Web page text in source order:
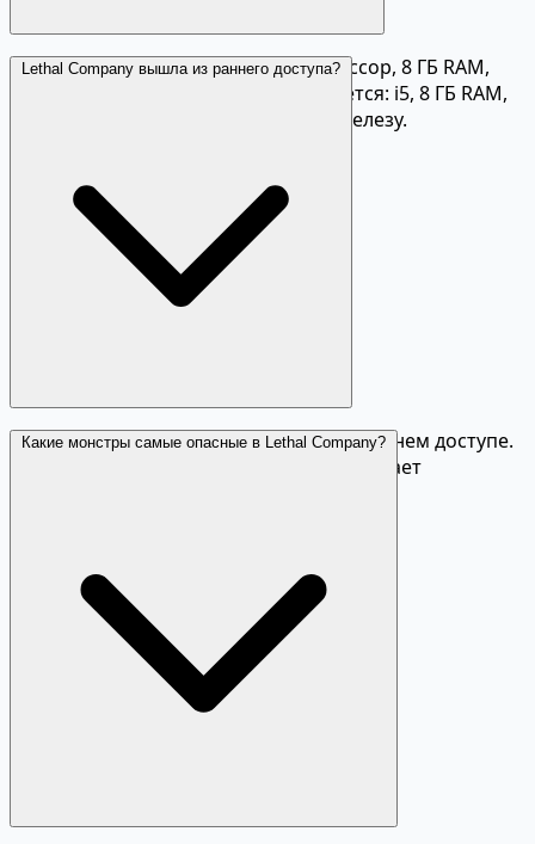
Минимум: четырёхъядерный процессор, 8 ГБ RAM,
встроенная видеокарта. Рекомендуется: i5, 8 ГБ RAM,
GTX 1060. Игра нетребовательна к железу.
Lethal Company вышла из раннего доступа?
На данный момент игра находится в раннем доступе.
Разработчик Zeekerss регулярно выпускает
Какие монстры самые опасные в Lethal Company?